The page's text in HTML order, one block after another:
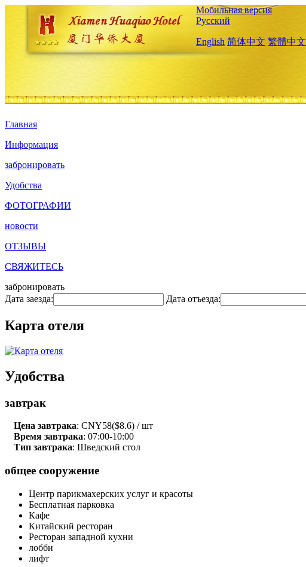
Мобильная версия
Русский
English 简体中文 繁體中文
Главная
Информация
забронировать
Удобства
ФОТОГРАФИИ
новости
ОТЗЫВЫ
СВЯЖИТЕСЬ
забронировать
Дата заезда:
Дата отъезда:
Карта отеля
Удобства
завтрак
Цена завтрака: CNY58($8.6) / шт
Время завтрака: 07:00-10:00
Тип завтрака: Шведский стол
общее сооружение
Центр парикмахерских услуг и красоты
Бесплатная парковка
Кафе
Китайский ресторан
Ресторан западной кухни
лобби
лифт